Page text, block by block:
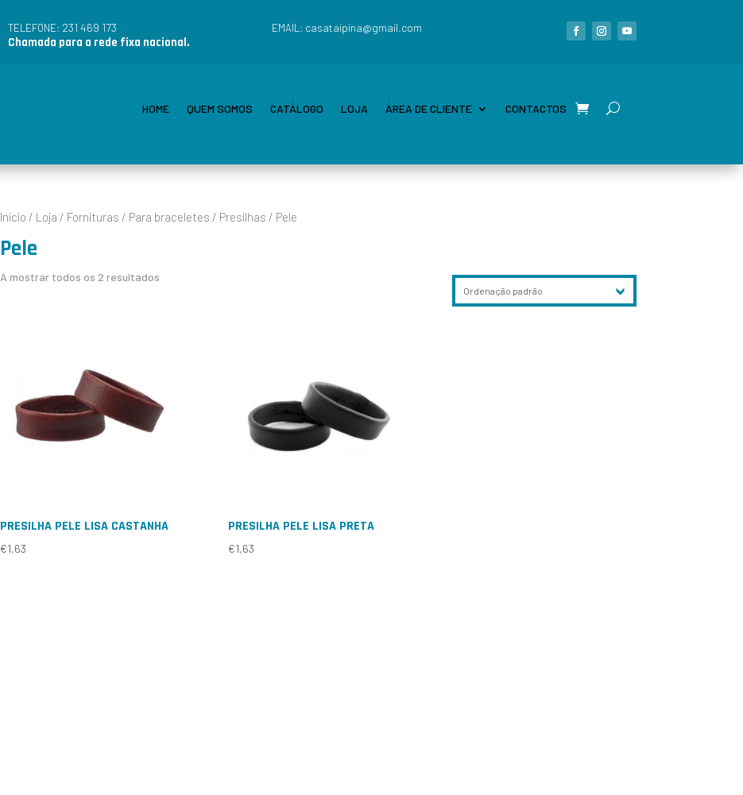
TELEFONE: 231 469 173
Chamada para a rede fixa nacional.
EMAIL: casataipina@gmail.com
HOME QUEM SOMOS CATÁLOGO LOJA ÁREA DE CLIENTE CONTACTOS
Início / Loja / Fornituras / Para braceletes / Presilhas / Pele
Pele
A mostrar todos os 2 resultados
PRESILHA PELE LISA CASTANHA
€1,63
PRESILHA PELE LISA PRETA
€1,63